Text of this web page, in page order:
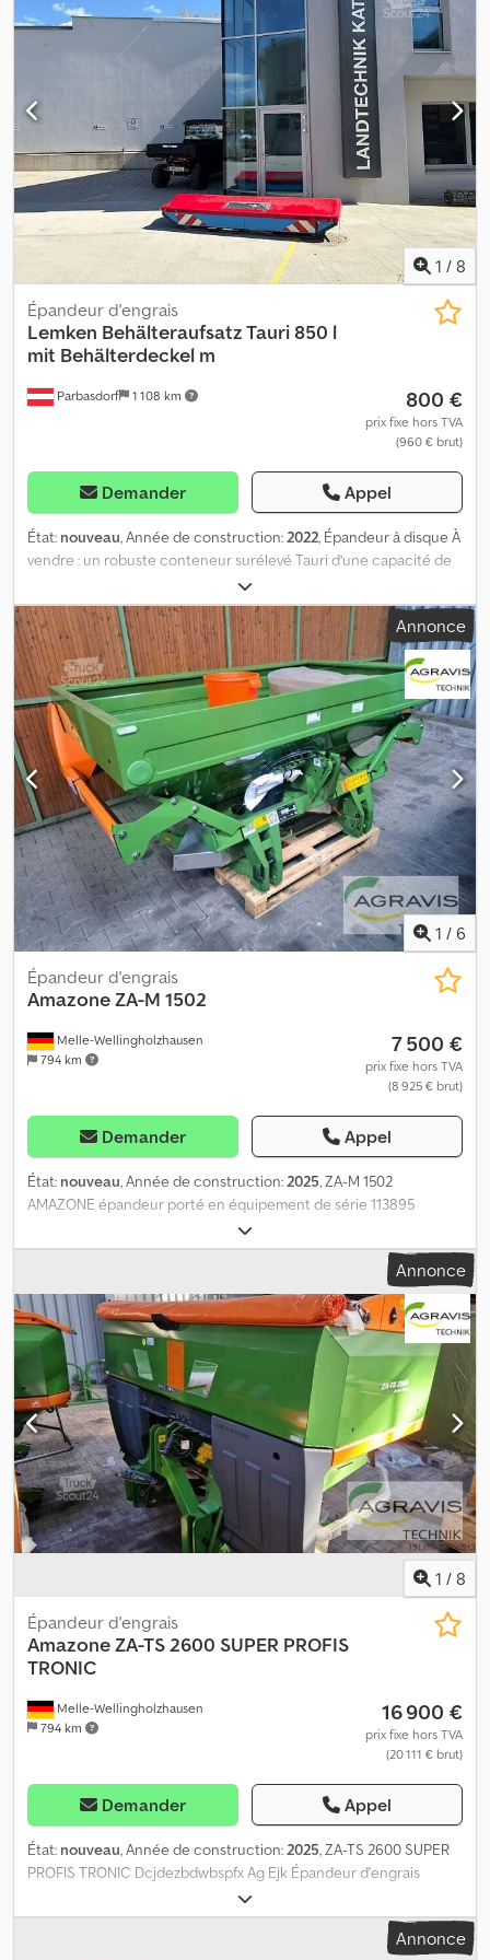
1 / 8
Parbasdorf 1 108 km
Épandeur d'engrais
Lemken Behälteraufsatz Tauri 850 l
mit Behälterdeckel m
800 €
prix fixe hors TVA
(960 € brut)
Demander Appel
État: nouveau, Année de construction:2022, Épandeur à disque À
vendre : un robuste conteneur surélevé Tauri d’une capacité de
850 litres. Détails : Dodpfxjzqwphs Ag Eock Volume : 850 litres
Fabricant/Modèle : Tauri Couvercle : rabattable manuellement
Matériau : durable et résistant État : neuf Le couvercle rabattable
permet un remplissage et une vidange aisés. Grâce à sa
construction robuste, ce conteneur surélevé est
particulièrement durable et peut être utilisé dans de
nombreuses applications.
Annonce
1 / 6
Melle-Wellingholzhausen
794 km
Épandeur d'engrais
AmazoneZA-M 1502
7 500 €
prix fixe hors TVA
(8 925 € brut)
Demander Appel
État: nouveau, Année de construction:2025, ZA-M 1502
AMAZONE épandeur porté en équipement de série 113895
Épandeur porté ZA-M 1502 927777 Disques d'épandage OM 18-24
935335 Dispositif de délimitation d'épandage Limiter MR (auto-
montage) EJ448 Cardan Walterscheid W2102 - 760 mm Dedoyru
Sdspfx Ag Esck
Annonce
1 / 8
Melle-Wellingholzhausen
794 km
Épandeur d'engrais
AmazoneZA-TS 2600 SUPER PROFIS
TRONIC
16 900 €
prix fixe hors TVA
(20 111 € brut)
Demander Appel
État: nouveau, Année de construction:2025, ZA-TS 2600 SUPER
PROFIS TRONIC Dcjdezbdwbspfx Ag Ejk Épandeur d'engrais
Amazone 100645 Échelle S 109485 Système d'épandage ZA-TS
Tronic avec système d'alimentation électrique sans Argu 111655
Rehausse de trémie S 2600 (montée en usine) 111865 Barre de
Annonce